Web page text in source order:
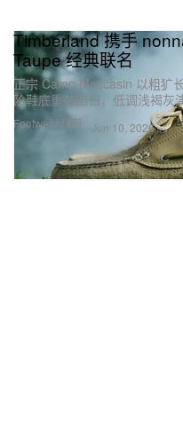
Footwear 球鞋
Timberland 携手
Taupe 经典联名
正宗 Camp Moccasin 以粗犷
阶鞋底重装回归，低调浅褐灰
Jun 10, 2026